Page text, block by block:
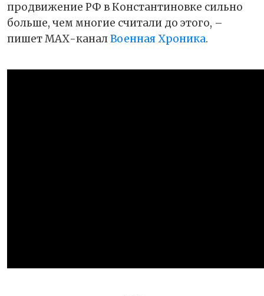
продвижение РФ в Константиновке сильно
больше, чем многие считали до этого, –
пишет МАХ-каналВоенная Хроника.